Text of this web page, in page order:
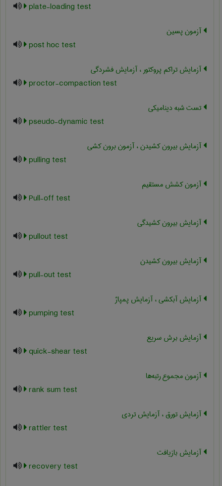
plate-loading test
آزمون پسین
post hoc test
آزمایش تراکم پروکتور ، آزمایش فشردگی
proctor-compaction test
تست شبه دینامیکی
pseudo-dynamic test
آزمایش بیرون کشیدن ، آزمون برون کشی
pulling test
آزمون کشش مستقیم
Pull-off test
آزمایش بیرون کشیدگی
pullout test
آزمایش بیرون کشیدن
pull-out test
آزمایش آبکشی ، آزمایش پمپاژ
pumping test
آزمایش برش سریع
quick-shear test
آزمون مجموع رتبه‌ها
rank sum test
آزمایش تورق ، آزمایش تردی
rattler test
آزمایش بازیافت
recovery test